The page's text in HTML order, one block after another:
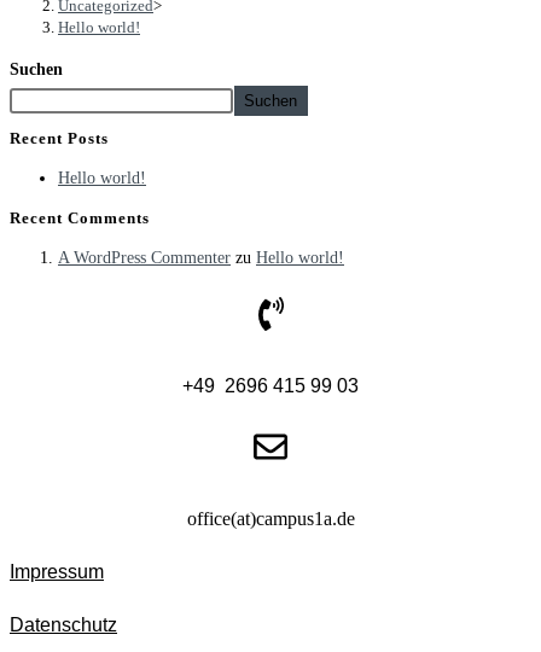
Uncategorized>
Hello world!
Suchen
Suchen
Recent Posts
Hello world!
Recent Comments
A WordPress Commenter zu Hello world!
+49 2696 415 99 03
office(at)campus1a.de
Impressum
Datenschutz